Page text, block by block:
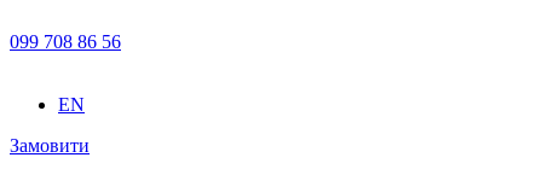
099 708 86 56
EN
Замовити